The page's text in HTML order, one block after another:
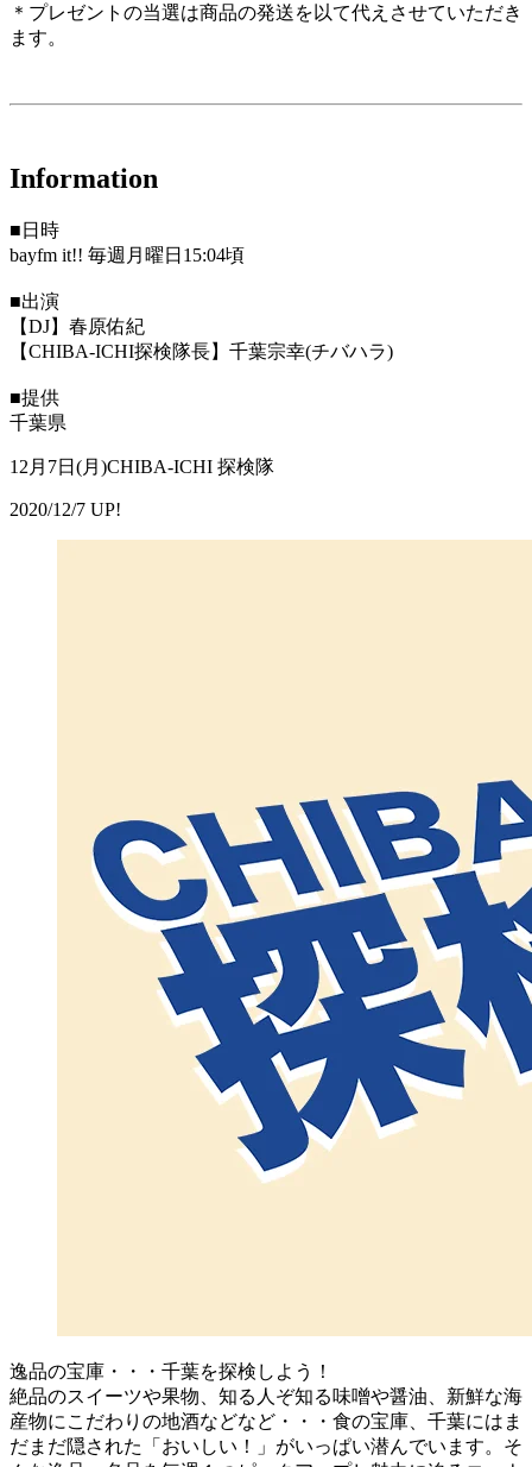
＊プレゼントの当選は商品の発送を以て代えさせていただき
ます。
Information
■日時
bayfm it!! 毎週月曜日15:04頃
■出演
【DJ】春原佑紀
【CHIBA-ICHI探検隊長】千葉宗幸(チバハラ)
■提供
千葉県
12月7日(月)CHIBA-ICHI 探検隊
2020/12/7 UP!
逸品の宝庫・・・千葉を探検しよう！
絶品のスイーツや果物、知る人ぞ知る味噌や醤油、新鮮な海
産物にこだわりの地酒などなど・・・食の宝庫、千葉にはま
だまだ隠された「おいしい！」がいっぱい潜んでいます。そ